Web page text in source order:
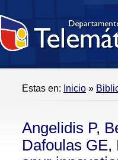
Estas en: Inicio »
Angelidis P,
Dafoulas GE,